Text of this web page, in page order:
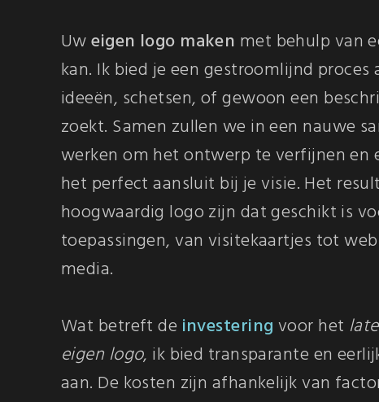
Uweigen logo maken met behulp van
kan. Ik bied je een gestroomlijnd proces
ideeën, schetsen, of gewoon een
zoekt. Samen zullen we in een nauwe
werken om het ontwerp te verfijnen en
het perfect aansluit bij je visie. Het
hoogwaardig logo zijn dat geschikt is
toepassingen, van visitekaartjes tot
media.
Wat betreft de investering voor het
eigen logo, ik bied transparante en
aan. De kosten zijn afhankelijk van